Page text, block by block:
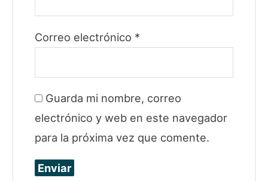
Correo electrónico *
Guarda mi nombre, correo
electrónico y web en este navegador
para la próxima vez que comente.